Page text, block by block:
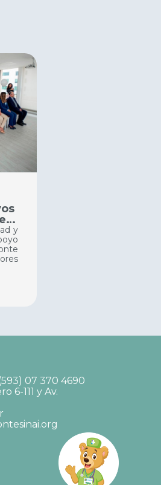
y
07 370 4690
6-111 y Av.